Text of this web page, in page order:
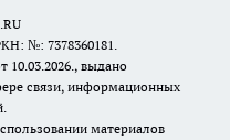
№: 7378360181.
10.03.2026., выдано
связи, информационных
материалов